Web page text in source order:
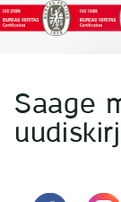
Saage